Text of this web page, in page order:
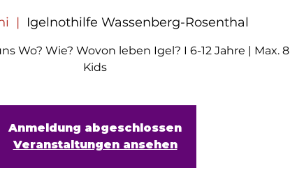
  |
Igelnothilfe Wassenberg-Rosenthal
Wo? Wie? Wovon leben Igel? I 6-12 Jahre | Max. 8
Kids
Anmeldung abgeschlossen
Veranstaltungen ansehen